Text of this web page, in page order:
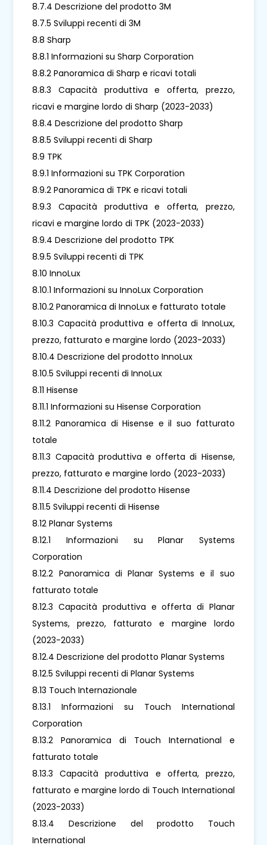
8.7.4 Descrizione del prodotto 3M
8.7.5 Sviluppi recenti di 3M
8.8 Sharp
8.8.1 Informazioni su Sharp Corporation
8.8.2 Panoramica di Sharp e ricavi totali
8.8.3 Capacità produttiva e offerta, prezzo,
ricavi e margine lordo di Sharp (2023-2033)
8.8.4 Descrizione del prodotto Sharp
8.8.5 Sviluppi recenti di Sharp
8.9 TPK
8.9.1 Informazioni su TPK Corporation
8.9.2 Panoramica di TPK e ricavi totali
8.9.3 Capacità produttiva e offerta, prezzo,
ricavi e margine lordo di TPK (2023-2033)
8.9.4 Descrizione del prodotto TPK
8.9.5 Sviluppi recenti di TPK
8.10 InnoLux
8.10.1 Informazioni su InnoLux Corporation
8.10.2 Panoramica di InnoLux e fatturato totale
8.10.3 Capacità produttiva e offerta di InnoLux,
prezzo, fatturato e margine lordo (2023-2033)
8.10.4 Descrizione del prodotto InnoLux
8.10.5 Sviluppi recenti di InnoLux
8.11 Hisense
8.11.1 Informazioni su Hisense Corporation
8.11.2 Panoramica di Hisense e il suo fatturato
totale
8.11.3 Capacità produttiva e offerta di Hisense,
prezzo, fatturato e margine lordo (2023-2033)
8.11.4 Descrizione del prodotto Hisense
8.11.5 Sviluppi recenti di Hisense
8.12 Planar Systems
8.12.1 Informazioni su Planar Systems
Corporation
8.12.2 Panoramica di Planar Systems e il suo
fatturato totale
8.12.3 Capacità produttiva e offerta di Planar
Systems, prezzo, fatturato e margine lordo
(2023-2033)
8.12.4 Descrizione del prodotto Planar Systems
8.12.5 Sviluppi recenti di Planar Systems
8.13 Touch Internazionale
8.13.1 Informazioni su Touch International
Corporation
8.13.2 Panoramica di Touch International e
fatturato totale
8.13.3 Capacità produttiva e offerta, prezzo,
fatturato e margine lordo di Touch International
(2023-2033)
8.13.4 Descrizione del prodotto Touch
International